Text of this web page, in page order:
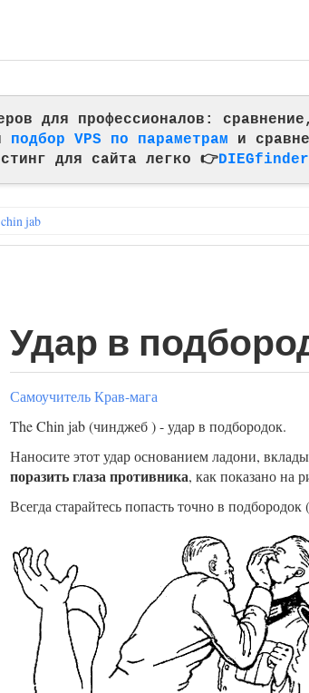
для профессионалов:
подбор VPS по параметрам и
для сайта легко 👉
jab
Удар в
Самоучитель Крав-мага
The Chin jab (чинджеб ) - удар в подбородок.
Наносите этот удар основанием ладони,
поразить глаза противника, как показано на
Всегда старайтесь попасть точно в подбородок